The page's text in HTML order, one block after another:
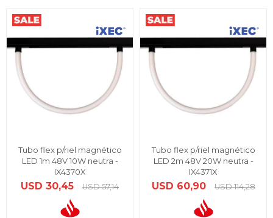
Tubo flex p/riel magnético
LED 1m 48V 10W neutra -
IX4370X
USD 30,45 USD 57,14
Tubo flex p/riel magnético
LED 2m 48V 20W neutra -
IX4371X
USD 60,90 USD 114,28